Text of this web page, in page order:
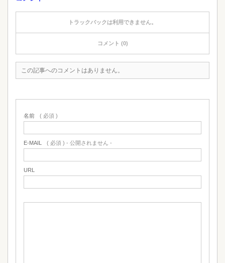
トラックバックは利用できません。
コメント (0)
この記事へのコメントはありません。
名前 ( 必須 )
E-MAIL ( 必須 ) - 公開されません -
URL